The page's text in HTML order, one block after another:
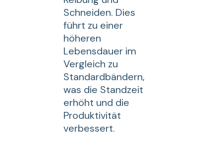
Schneiden. Dies
führt zu einer
höheren
Lebensdauer im
Vergleich zu
Standardbändern,
was die Standzeit
erhöht und die
Produktivität
verbessert.